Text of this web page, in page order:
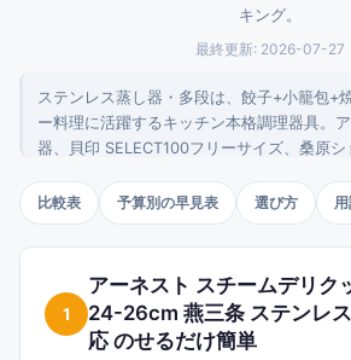
キング。
最終更新: 2026-07-27
ステンレス蒸し器・多段は、餃子+小籠包+
ー料理に活躍するキッチン本格調理器具。
器、貝印 SELECT100フリーサイズ、桑原
条蒸しプレート、木のもり杉竹せいろ鍋セ
篭、Russell Hobbs クイックミニスチーマ
中華せいろ2段セット(鍋付き)など多彩なタ
ンキングでは、楽天で購入できる蒸し器を
22.5cm蒸しかごから7,590円の木のもりせ
格・タイプのバランスから商品を選定した。
比較表 予算別の早見表 選び方
1
アーネスト スチームデリク
24-26cm 燕三条 ステンレ
応 のせるだけ簡単